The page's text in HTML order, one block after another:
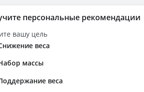
персональные рекомендации
вашу цель
веса
массы
веса